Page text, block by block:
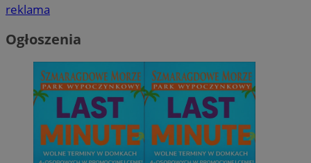
reklama
Ogłoszenia